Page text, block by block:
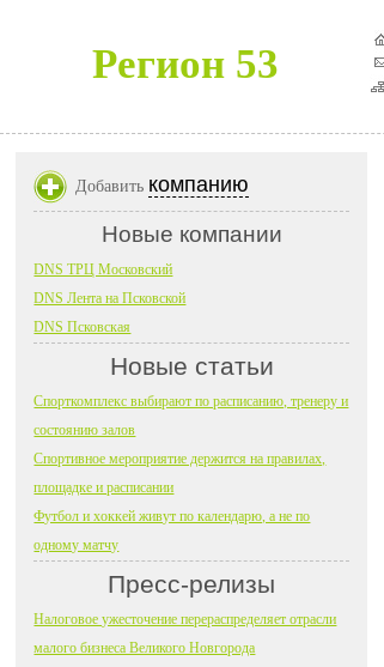
Регион 53
Добавить компанию
Новые компании
DNS ТРЦ Московский
DNS Лента на Псковской
DNS Псковская
Новые статьи
Спорткомплекс выбирают по расписанию, тренеру и
состоянию залов
Спортивное мероприятие держится на правилах,
площадке и расписании
Футбол и хоккей живут по календарю, а не по
одному матчу
Пресс-релизы
Налоговое ужесточение перераспределяет отрасли
малого бизнеса Великого Новгорода